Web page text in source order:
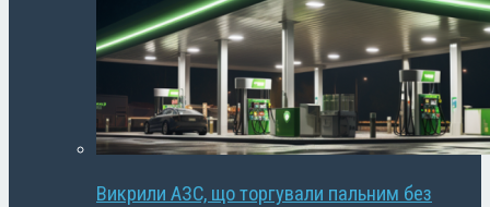
Викрили АЗС, що торгували пальним без